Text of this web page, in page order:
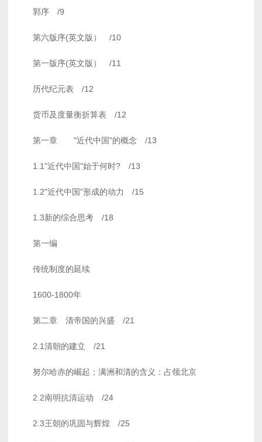
郭序 /9
第六版序(英文版） /10
第一版序(英文版） /11
历代纪元表 /12
货币及度量衡折算表 /12
第一章 "近代中国"的概念 /13
1.1"近代中国"始于何时? /13
1.2"近代中国"形成的动力 /15
1.3新的综合思考 /18
第一编
传统制度的延续
1600-1800年
第二章 清帝国的兴盛 /21
2.1清朝的建立 /21
努尔哈赤的崛起；满洲和清的含义：占领北京
2.2南明抗清运动 /24
2.3王朝的巩固与辉煌 /25